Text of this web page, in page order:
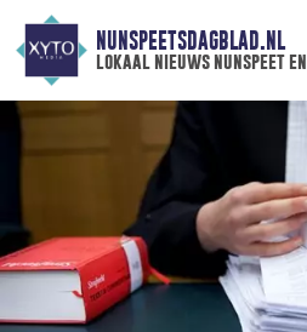
NUNSPEETSDAGBLAD.NL
lokaal nieuws nunspeet